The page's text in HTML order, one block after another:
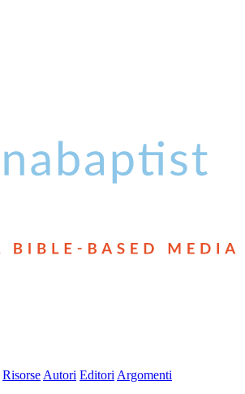
Risorse Autori Editori Argomenti